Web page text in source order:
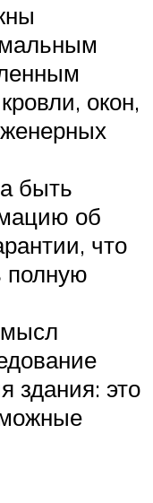
окон,
быть
об
что
полную
здания: это